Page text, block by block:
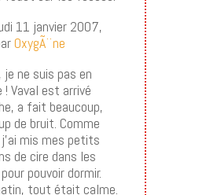
11 janvier 2007,
OxygÃ¨ne
je ne suis pas en
! Vaval est arrivé
a fait beaucoup,
de bruit. Comme
mis mes petits
de cire dans les
pouvoir dormir.
tout était calme.